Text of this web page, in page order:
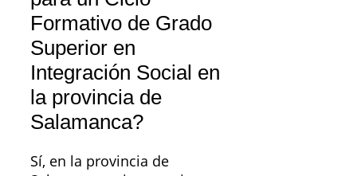
Formativo de Grado
Superior en
Integración Social en
la provincia de
Salamanca?
Sí, en la provincia de